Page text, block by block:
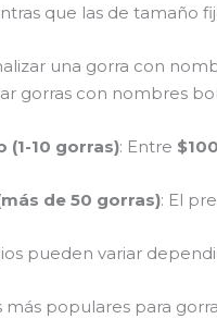
que las de tamaño
una gorra con
gorras con nombres
(1-10 gorras): Entre
de 50 gorras): El
pueden variar
más populares para